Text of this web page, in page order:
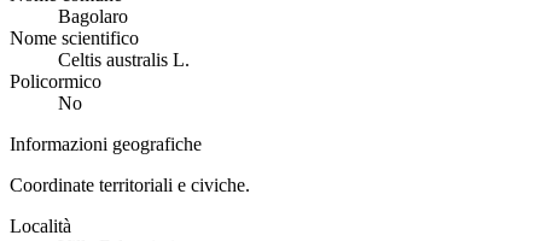
Bagolaro
Nome scientifico
Celtis australis L.
Policormico
No
Informazioni geografiche
Coordinate territoriali e civiche.
Località